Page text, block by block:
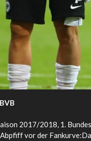
2017/2018, 1.
vor der